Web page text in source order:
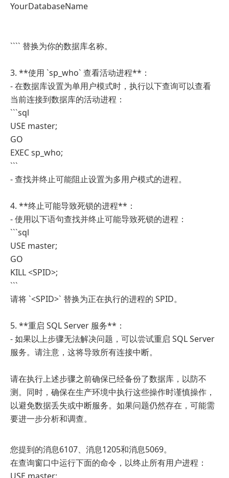
YourDatabaseName
```` 替换为你的数据库名称。
3. **使用 `sp_who` 查看活动进程**：
- 在数据库设置为单用户模式时，执行以下查询可以查看
当前连接到数据库的活动进程：
```sql
USE master;
GO
EXEC sp_who;
```
- 查找并终止可能阻止设置为多用户模式的进程。
4. **终止可能导致死锁的进程**：
- 使用以下语句查找并终止可能导致死锁的进程：
```sql
USE master;
GO
KILL <SPID>;
```
请将 `<SPID>` 替换为正在执行的进程的 SPID。
5. **重启 SQL Server 服务**：
- 如果以上步骤无法解决问题，可以尝试重启 SQL Server
服务。请注意，这将导致所有连接中断。
请在执行上述步骤之前确保已经备份了数据库，以防不
测。同时，确保在生产环境中执行这些操作时谨慎操作，
以避免数据丢失或中断服务。如果问题仍然存在，可能需
要进一步分析和调查。
您提到的消息6107、消息1205和消息5069。
在查询窗口中运行下面的命令，以终止所有用户进程：